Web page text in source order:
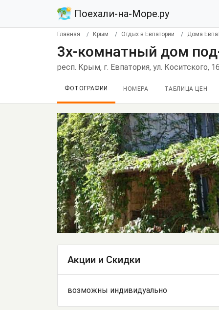
Поехали-на-Море.ру
Главная Крым Отдых в Евпатории Дома
3х-комнатный дом
респ. Крым, г. Евпатория, ул. Коситского, 16
ФОТОГРАФИИ НОМЕРА ТАБЛИЦА ЦЕН
Акции и Скидки
возможны индивидуально